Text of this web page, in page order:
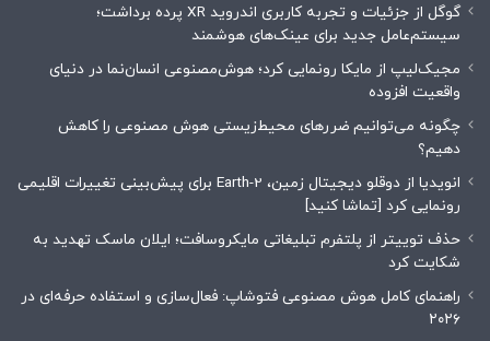
گوگل از جزئیات و تجربه کاربری اندروید XR پرده برداشت؛
سیستم‌عامل جدید برای عینک‌های هوشمند
مجیک‌لیپ از مایکا رونمایی کرد؛ هوش‌مصنوعی انسان‌نما در دنیای
واقعیت افزوده
چگونه می‌توانیم ضررهای محیط‌زیستی هوش مصنوعی را کاهش
دهیم؟
انویدیا از دوقلو دیجیتال زمین، Earth-2 برای پیش‌بینی تغییرات اقلیمی
رونمایی کرد [تماشا کنید]
حذف توییتر از پلتفرم تبلیغاتی مایکروسافت؛ ایلان ماسک تهدید به
شکایت کرد
راهنمای کامل هوش مصنوعی فتوشاپ: فعال‌سازی و استفاده حرفه‌ای در
۲۰۲۶